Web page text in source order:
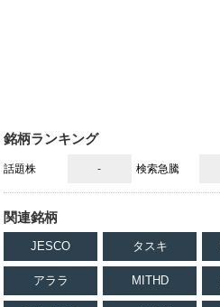
銘柄ランキング
話題株 - 検索急騰
関連銘柄
JESCO タスキ
アララ MITHD